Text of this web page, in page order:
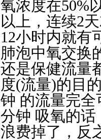
氧浓度在50%
以上，连续2
12小时内就有
肺泡中氧交换
还是保健流量
度(流量)的目
钟 的流量完全
分钟 吸氧的
浪费掉了，反